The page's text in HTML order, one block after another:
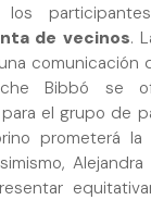
los
de vecinos.
comunicación
Bibbó se
el grupo de
prometerá
Alejandra